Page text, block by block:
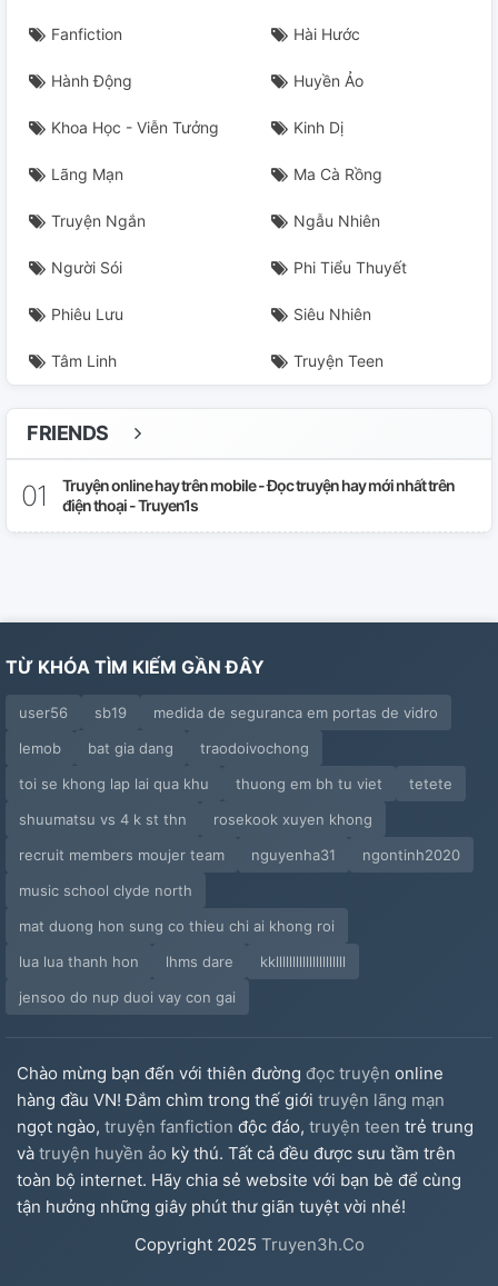
Fanfiction Hài Hước
Hành Động Huyền Ảo
Khoa Học - Viễn Tưởng Kinh Dị
Lãng Mạn Ma Cà Rồng
Truyện Ngắn Ngẫu Nhiên
Người Sói Phi Tiểu Thuyết
Phiêu Lưu Siêu Nhiên
Tâm Linh Truyện Teen
FRIENDS
Truyện online hay trên mobile - Đọc truyện hay mới nhất trên
điện thoại - Truyen1s
TỪ KHÓA TÌM KIẾM GẦN ĐÂY
user56 sb19
medida de seguranca em portas de vidro
lemob
bat gia dang
traodoivochong
toi se khong lap lai qua khu
thuong em bh tu viet
tetete
shuumatsu vs 4 k st thn
rosekook xuyen khong
recruit members moujer team
nguyenha31
ngontinh2020
music school clyde north
mat duong hon sung co thieu chi ai khong roi
lua lua thanh hon
lhms dare
kklllllllllllllllllllll
jensoo do nup duoi vay con gai
Chào mừng bạn đến với thiên đường đọc truyện online
hàng đầu VN! Đắm chìm trong thế giới truyện lãng mạn
ngọt ngào, truyện fanfiction độc đáo, truyện teen trẻ trung
và truyện huyền ảo kỳ thú. Tất cả đều được sưu tầm trên
toàn bộ internet. Hãy chia sẻ website với bạn bè để cùng
tận hưởng những giây phút thư giãn tuyệt vời nhé!
Copyright 2025 Truyen3h.Co